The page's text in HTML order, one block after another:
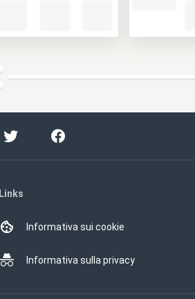
Links
Informativa sui cookie
Informativa sulla privacy